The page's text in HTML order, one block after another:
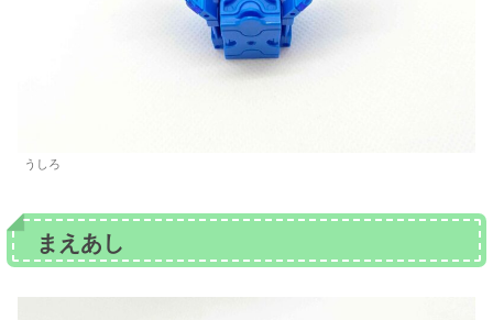
うしろ
まえあし